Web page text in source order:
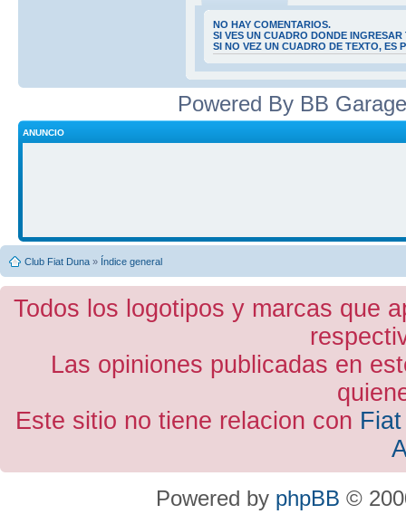
NO HAY COMENTARIOS.
SI VES UN CUADRO DONDE
SI NO VEZ UN CUADRO DE TEXTO, ES
Powered By BB
ANUNCIO
Club Fiat Duna » Índice general
Todos los logotipos y marcas que
Las opiniones publicadas en
Este sitio no tiene relacion con
Powered by phpBB ©